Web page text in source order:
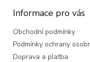
Informace pro vás
Obchodní podmínky
Podmínky ochrany
Doprava a platba